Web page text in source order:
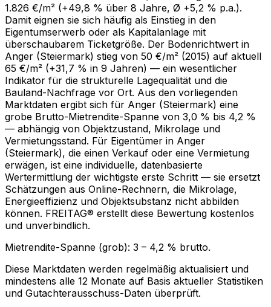
1.826 €/m² (+49,8 % über 8 Jahre, Ø +5,2 % p.a.).
Damit eignen sie sich häufig als Einstieg in den
Eigentumserwerb oder als Kapitalanlage mit
überschaubarem Ticketgröße. Der Bodenrichtwert in
Anger (Steiermark) stieg von 50 €/m² (2015) auf aktuell
65 €/m² (+31,7 % in 9 Jahren) — ein wesentlicher
Indikator für die strukturelle Lagequalität und die
Bauland-Nachfrage vor Ort. Aus den vorliegenden
Markt­daten ergibt sich für Anger (Steiermark) eine
grobe Brutto-Mietrendite-Spanne von 3,0 % bis 4,2 %
— abhängig von Objektzustand, Mikrolage und
Vermietungsstand. Für Eigentümer in Anger
(Steiermark), die einen Verkauf oder eine Vermietung
erwägen, ist eine individuelle, datenbasierte
Wertermittlung der wichtigste erste Schritt — sie ersetzt
Schätzungen aus Online-Rechnern, die Mikrolage,
Energieeffizienz und Objektsubstanz nicht abbilden
können. FREITAG® erstellt diese Bewertung kostenlos
und unverbindlich.
Mietrendite-Spanne (grob): 3 – 4,2 % brutto.
Diese Marktdaten werden regelmäßig aktualisiert und
mindestens alle 12 Monate auf Basis aktueller Statistiken
und Gutachterausschuss-Daten überprüft.